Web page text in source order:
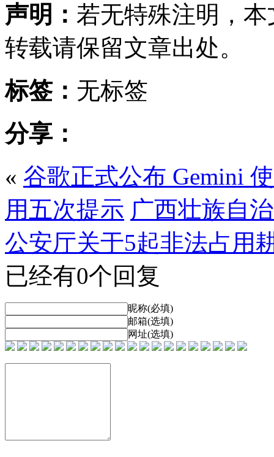
声明： 若无特殊注明，
转载请保留文章出处。
标签： 无标签
分享：
« 谷歌正式公布 Gemini
用五次提示 广西壮族自
公安厅关于5起非法占用
已经有0个回复
昵称(必填)
邮箱(选填)
网址(选填)